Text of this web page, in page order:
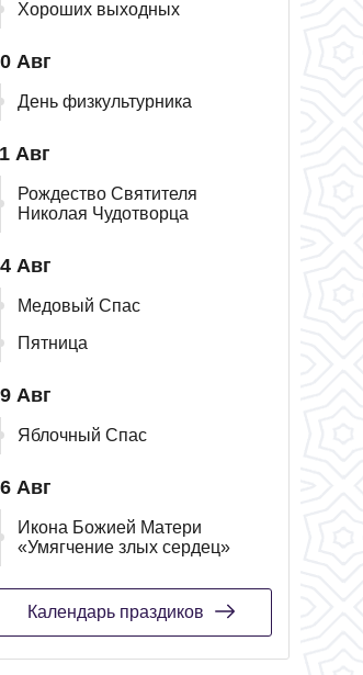
Хороших выходных
Авг
День физкультурника
Авг
Рождество Святителя
Николая Чудотворца
Авг
Медовый Спас
Пятница
Авг
Яблочный Спас
Авг
Икона Божией Матери
«Умягчение злых сердец»
Календарь праздиков